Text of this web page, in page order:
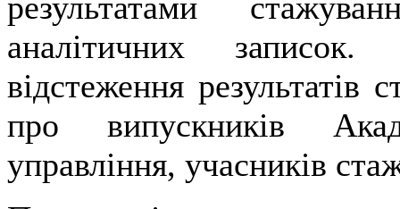
аналітичних
відстеження результатів
про випускників
управління, учасників